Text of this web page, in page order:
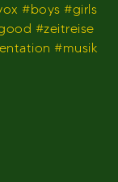
#boys #girls
#zeitreise
#musik